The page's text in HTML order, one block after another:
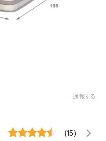
通報する
(15)